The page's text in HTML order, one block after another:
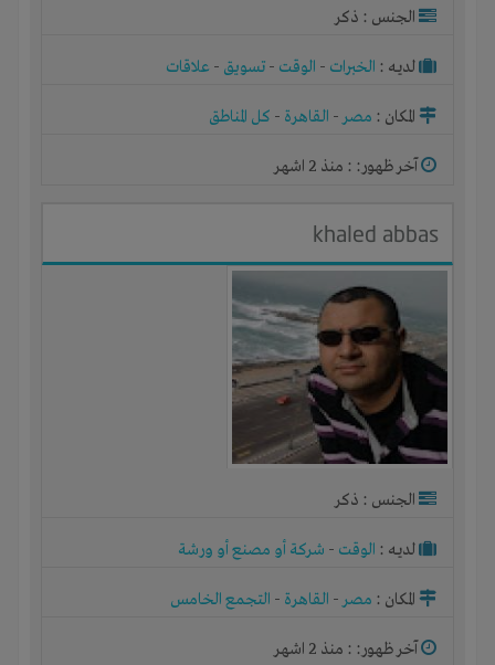
الجنس : ذكر
لديـه : الخبرات - الوقت - تسويق - علاقات
المكان : مصر- القاهرة - كل المناطق
آخر ظهور: : منذ 2 اشهر
khaled abbas
الجنس : ذكر
لديـه : الوقت - شركة أو مصنع أو ورشة
المكان : مصر- القاهرة - التجمع الخامس
آخر ظهور: : منذ 2 اشهر